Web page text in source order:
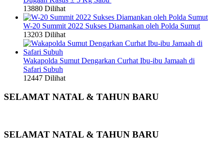
13880 Dilihat
W-20 Summit 2022 Sukses Diamankan oleh Polda Sumut
13203 Dilihat
Wakapolda Sumut Dengarkan Curhat Ibu-ibu Jamaah di
Safari Subuh
12447 Dilihat
SELAMAT NATAL & TAHUN BARU
SELAMAT NATAL & TAHUN BARU